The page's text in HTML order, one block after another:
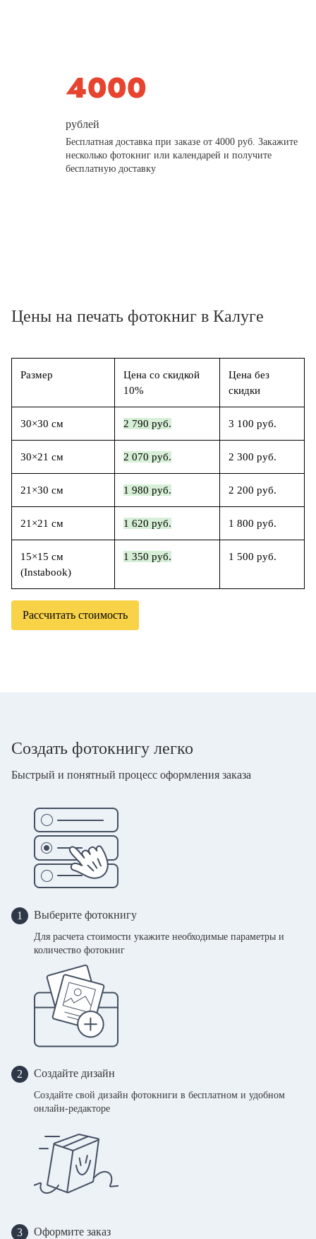
рублей
Бесплатная доставка при заказе от 4000 руб. Закажите
несколько фотокниг или календарей и получите
бесплатную доставку
Цены на печать фотокниг в Калуге
Размер
Цена со скидкой
10%
Цена без
скидки
30×30 см 2 790 руб. 3 100 руб.
30×21 см 2 070 руб. 2 300 руб.
21×30 см 1 980 руб. 2 200 руб.
21×21 см 1 620 руб. 1 800 руб.
15×15 см
(Instabook)
1 350 руб. 1 500 руб.
Рассчитать стоимость
Создать фотокнигу легко
Быстрый и понятный процесс оформления заказа
1 Выберите фотокнигу
Для расчета стоимости укажите необходимые параметры и
количество фотокниг
2 Создайте дизайн
Создайте свой дизайн фотокниги в бесплатном и удобном
онлайн-редакторе
3 Оформите заказ